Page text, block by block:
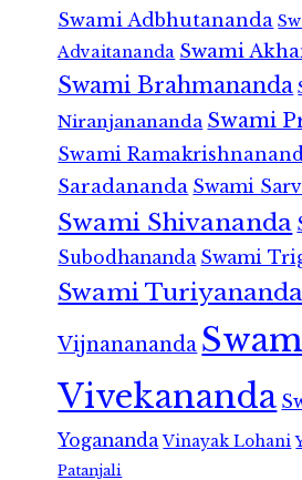
Swami Adbhutananda
Advaitananda Swami
Swami Brahmananda
Niranjanananda Swami
Swami
Saradananda Swami
Swami Shivananda
Subodhananda Swami
Swami Turiyananda
Vijnanananda
Vivekananda
Yogananda Vinayak Lohani
Patanjali